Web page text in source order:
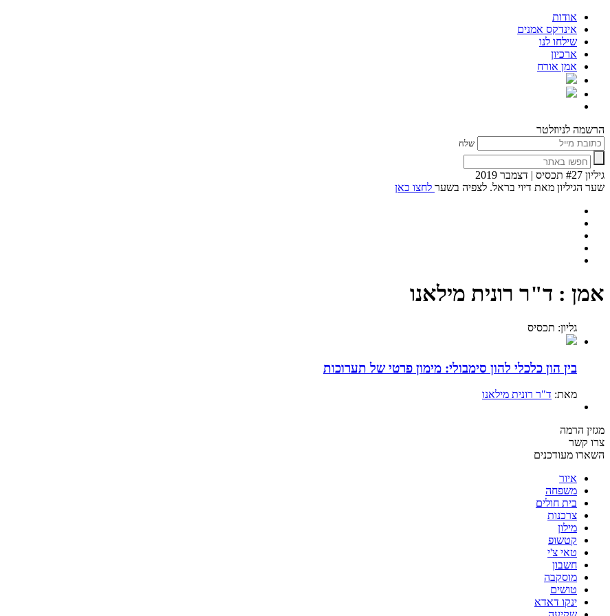
אודות
אינדקס אמנים
שילחו לנו
ארכיון
אמן אורח
הרשמה לניוזלטר
שלח
גיליון #27 תכסיס | דצמבר 2019
שער הגיליון מאת דיוי בראל. לצפיה בשער לחצו כאן
אמן : ד"ר רונית מילאנו
גליון: תכסיס
בין הון כלכלי להון סימבולי: מימון פרטי של תערוכות
מאת: ד"ר רונית מילאנו
מגזין הרמה
צרו קשר
השארו מעודכנים
איור
משפחה
בית חולים
צרכנות
מילון
קטשופ
טאי צ'י
חשבון
מוסקבה
טושים
ינקו דאדא